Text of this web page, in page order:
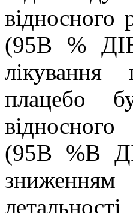
відносного
(95В %
лікування
плацебо
(95В %В
зниженням